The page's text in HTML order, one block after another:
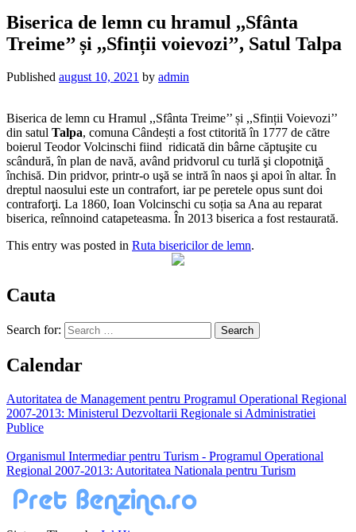
Biserica de lemn cu hramul ,,Sfânta
Treime’’ și ,,Sfinții voievozi’’, Satul Talpa
Published august 10, 2021 by admin
Biserica de lemn cu Hramul ,,Sfânta Treime’’ și ,,Sfinții Voievozi’’
din satul Talpa, comuna Cândești a fost ctitorită în 1777 de către
boierul Teodor Volcinschi fiind ridicată din bârne căptuşite cu
scândură, în plan de navă, având pridvorul cu turlă şi clopotniţă
închisă. Din pridvor, printr-o uşă se intră în naos şi apoi în altar. În
dreptul naosului este un contrafort, iar pe peretele opus sunt doi
contraforţi. La 1860, Ioan Volcinschi cu soția sa Ana au reparat
biserica, reînnoind catapeteasma. În 2013 biserica a fost restaurată.
This entry was posted in Ruta bisericilor de lemn.
Cauta
Search for:
Calendar
Autoritatea de Management pentru Programul Operational Regional
2007-2013: Ministerul Dezvoltarii Regionale si Administratiei
Publice
Organismul Intermediar pentru Turism - Programul Operational
Regional 2007-2013: Autoritatea Nationala pentru Turism